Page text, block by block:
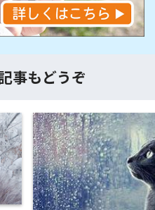
事もどうぞ